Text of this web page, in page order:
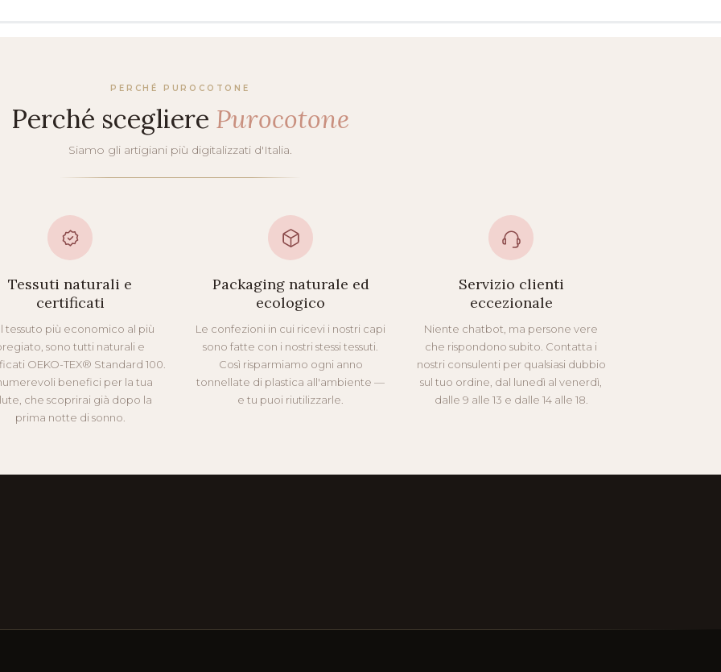
PERCHÉ PUROCOTONE
Perché scegliere Purocotone
Siamo gli artigiani più digitalizzati d'Italia.
Tessuti naturali e
certificati
tessuto più economico al più
sono tutti naturali e
OEKO-TEX® Standard 100.
benefici per la tua
che scoprirai già dopo la
prima notte di sonno.
Packaging naturale ed
ecologico
Le confezioni in cui ricevi i nostri capi
sono fatte con i nostri stessi tessuti.
Così risparmiamo ogni anno
tonnellate di plastica all'ambiente —
e tu puoi riutilizzarle.
Servizio clienti
eccezionale
Niente chatbot, ma persone vere
che rispondono subito. Contatta i
nostri consulenti per qualsiasi dubbio
sul tuo ordine, dal lunedì al venerdì,
dalle 9 alle 13 e dalle 14 alle 18.